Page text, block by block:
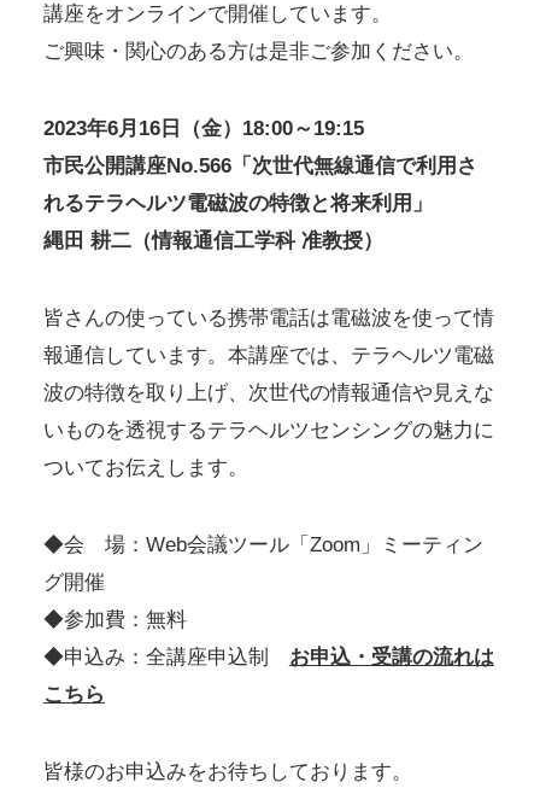
講座をオンラインで開催しています。
ご興味・関心のある方は是非ご参加ください。
2023年6月16日（金）18:00～19:15
市民公開講座No.566「次世代無線通信で利用さ
れるテラヘルツ電磁波の特徴と将来利用」
縄田 耕二（情報通信工学科 准教授）
皆さんの使っている携帯電話は電磁波を使って情
報通信しています。本講座では、テラヘルツ電磁
波の特徴を取り上げ、次世代の情報通信や見えな
いものを透視するテラヘルツセンシングの魅力に
ついてお伝えします。
◆会 場：Web会議ツール「Zoom」ミーティン
グ開催
◆参加費：無料
◆申込み：全講座申込制 お申込・受講の流れは
こちら
皆様のお申込みをお待ちしております。